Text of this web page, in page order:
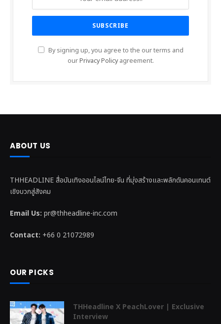
By signing up, you agree to the our terms and
ourPrivacy Policyagreement.
ABOUT US
THHEADLINE สื่อบันเทิงออนไลน์ไทย-จีน ที่มุ่งสร้างและพลักดันคอนเทนต์
เชิงบวกสู่สังคม
Email Us: pr@thheadline-inc.com
Contact: +66 0 21072989
OUR PICKS
THHeadline X PeachLover | Exclusive
Interview